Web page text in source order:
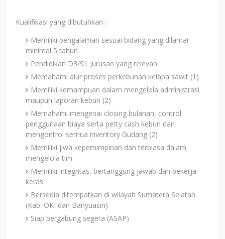
Kualifikasi yang dibutuhkan :
Memiliki pengalaman sesuai bidang yang dilamar
minimal 5 tahun
Pendidikan D3/S1 jurusan yang relevan
Memahami alur proses perkebunan kelapa sawit (1)
Memiliki kemampuan dalam mengelola administrasi
maupun laporan kebun (2)
Memahami mengenai closing bulanan, control
penggunaan biaya serta petty cash kebun dan
mengontrol semua inventory Gudang (2)
Memiliki jiwa kepemimpinan dan terbiasa dalam
mengelola tim
Memiliki integritas, bertanggung jawab dan bekerja
keras
Bersedia ditempatkan di wilayah Sumatera Selatan
(Kab. OKI dan Banyuasin)
Siap bergabung segera (ASAP)